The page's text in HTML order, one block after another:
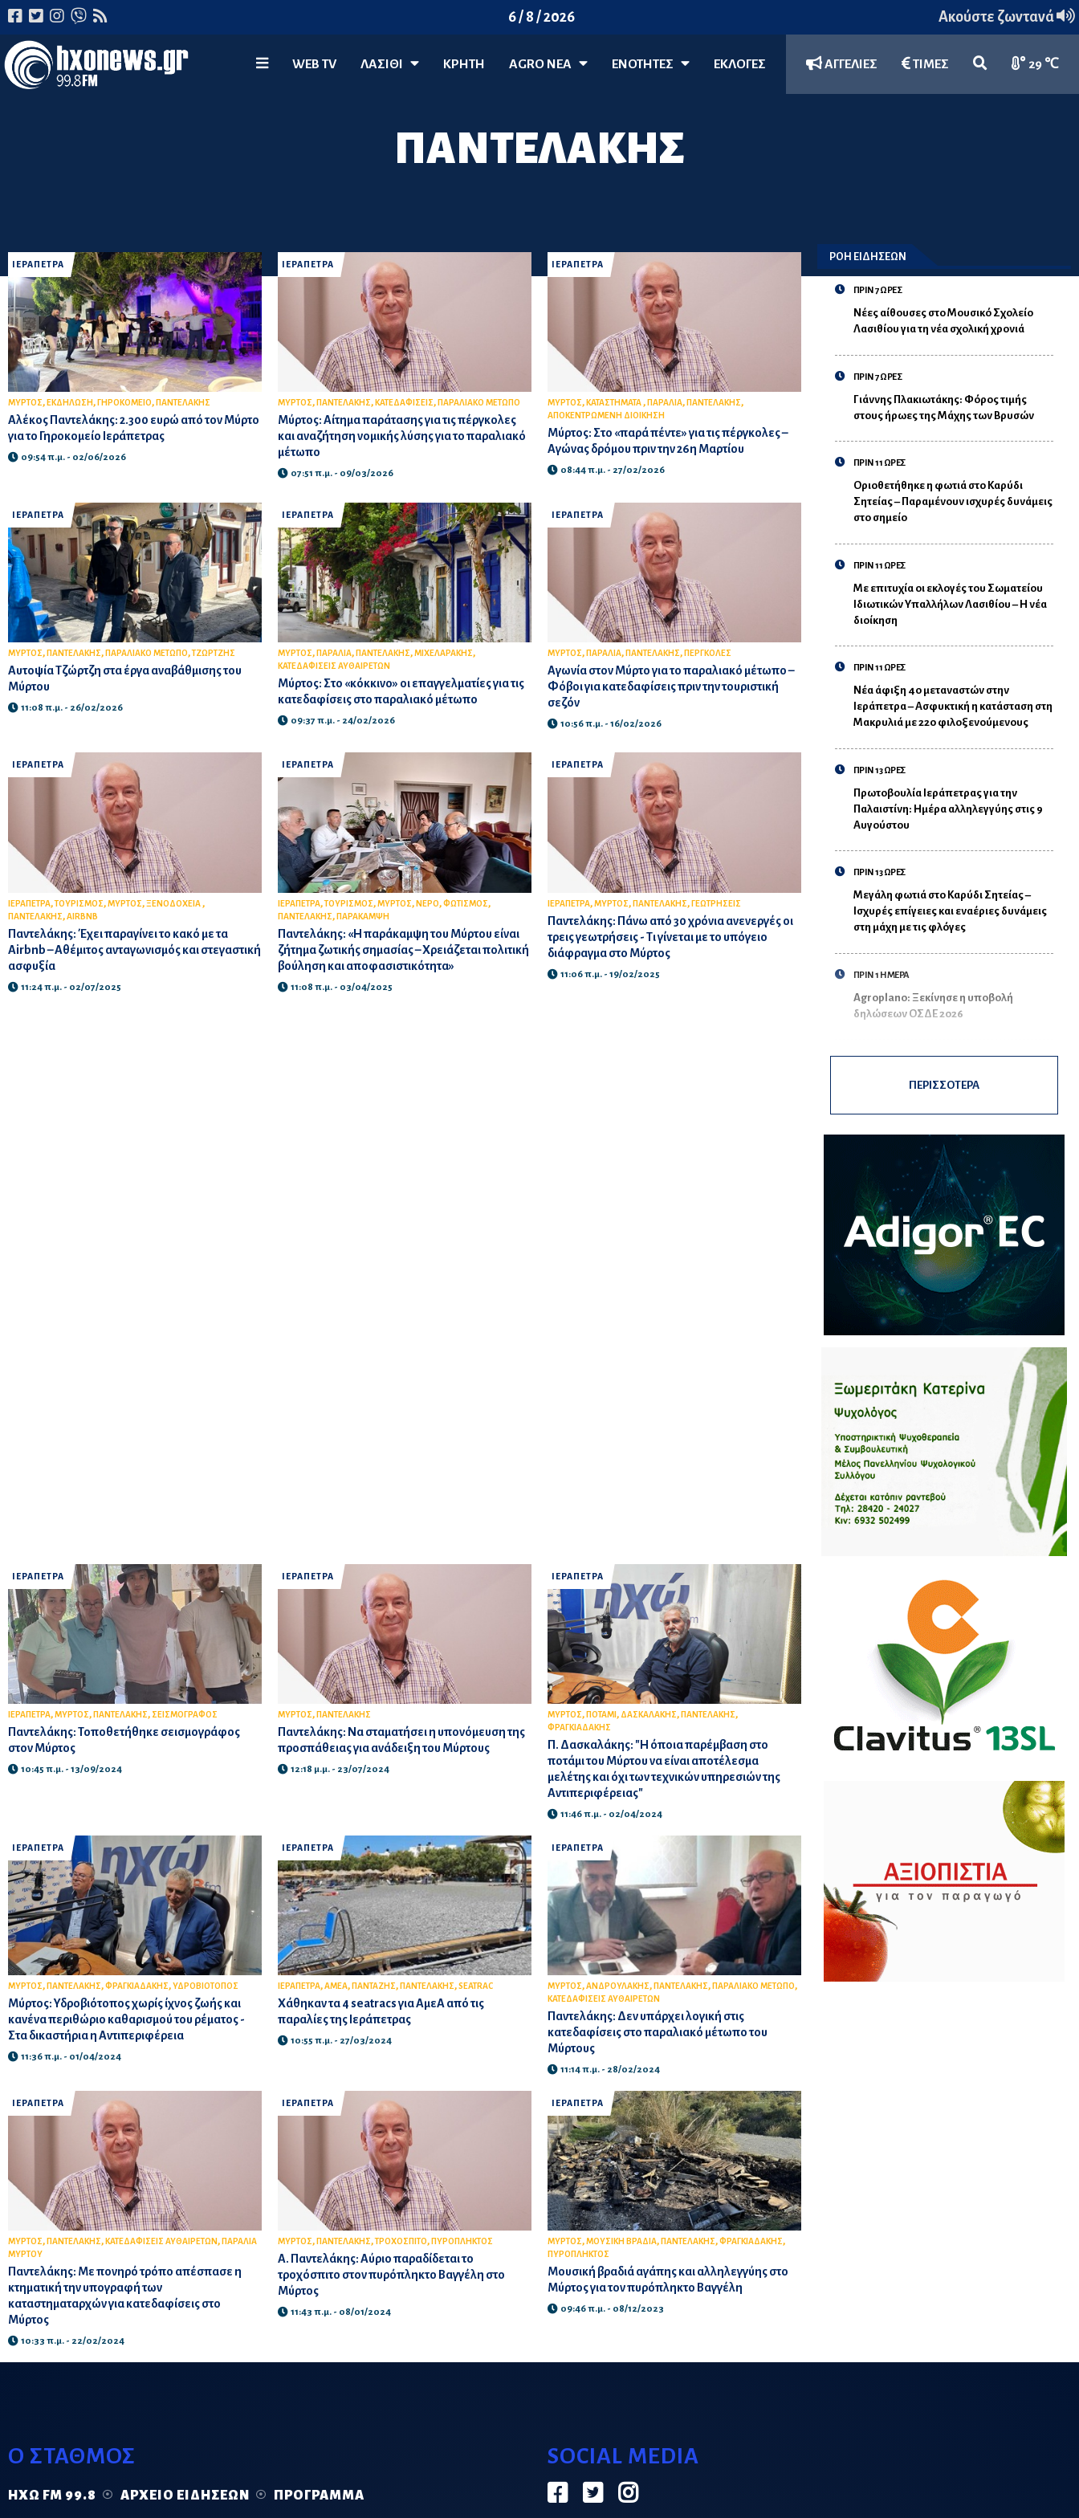
6 / 8 / 2026 Ακούστε ζωντανά
WEB TV ΛΑΣΊΘΙ ΚΡΗΤΗ AGRO ΝΈΑ ΕΝΟΤΗΤΕΣ ΕΚΛΟΓΕΣ ΑΓΓΕΛΙΕΣ ΤΙΜΕΣ 29 ℃
ΠΑΝΤΕΛΑΚΗΣ
ΙΕΡΑΠΕΤΡΑ
ΜΥΡΤΟΣ, ΕΚΔΗΛΩΣΗ, ΓΗΡΟΚΟΜΕΙΟ, ΠΑΝΤΕΛΑΚΗΣ
Αλέκος Παντελάκης: 2.300 ευρώ από τον Μύρτο
για το Γηροκομείο Ιεράπετρας
09:54 π.μ. - 02/06/2026
ΙΕΡΑΠΕΤΡΑ
ΜΥΡΤΟΣ, ΠΑΝΤΕΛΑΚΗΣ, ΚΑΤΕΔΑΦΙΣΕΙΣ, ΠΑΡΑΛΙΑΚΟ ΜΕΤΩΠΟ
Μύρτος: Αίτημα παράτασης για τις πέργκολες
και αναζήτηση νομικής λύσης για το παραλιακό
μέτωπο
07:51 π.μ. - 09/03/2026
ΙΕΡΑΠΕΤΡΑ
ΜΥΡΤΟΣ, ΚΑΤΑΣΤΗΜΑΤΑ, ΠΑΡΑΛΙΑ, ΠΑΝΤΕΛΑΚΗΣ,
ΑΠΟΚΕΝΤΡΩΜΕΝΗ ΔΙΟΙΚΗΣΗ
Μύρτος: Στο «παρά πέντε» για τις πέργκολες –
Αγώνας δρόμου πριν την 26η Μαρτίου
08:44 π.μ. - 27/02/2026
ΙΕΡΑΠΕΤΡΑ
ΜΥΡΤΟΣ, ΠΑΝΤΕΛΑΚΗΣ, ΠΑΡΑΛΙΑΚΟ ΜΕΤΩΠΟ,ΤΖΩΡΤΖΗΣ
Αυτοψία Τζώρτζη στα έργα αναβάθμισης του
Μύρτου
11:08 π.μ. - 26/02/2026
ΙΕΡΑΠΕΤΡΑ
ΜΥΡΤΟΣ, ΠΑΡΑΛΙΑ, ΠΑΝΤΕΛΑΚΗΣ,ΜΙΧΕΛΑΡΑΚΗΣ,
ΚΑΤΕΔΑΦΙΣΕΙΣ ΑΥΘΑΙΡΕΤΩΝ
Μύρτος: Στο «κόκκινο» οι επαγγελματίες για τις
κατεδαφίσεις στο παραλιακό μέτωπο
09:37 π.μ. - 24/02/2026
ΙΕΡΑΠΕΤΡΑ
ΜΥΡΤΟΣ, ΠΑΡΑΛΙΑ, ΠΑΝΤΕΛΑΚΗΣ, ΠΕΡΓΚΟΛΕΣ
Αγωνία στον Μύρτο για το παραλιακό μέτωπο –
Φόβοι για κατεδαφίσεις πριν την τουριστική
σεζόν
10:56 π.μ. - 16/02/2026
ΙΕΡΑΠΕΤΡΑ
ΙΕΡΑΠΕΤΡΑ,ΤΟΥΡΙΣΜΟΣ,ΜΥΡΤΟΣ,ΞΕΝΟΔΟΧΕΙΑ,
ΠΑΝΤΕΛΑΚΗΣ,AIRBNB
Παντελάκης: Έχει παραγίνει το κακό με τα
Airbnb – Αθέμιτος ανταγωνισμός και στεγαστική
ασφυξία
11:24 π.μ. - 02/07/2025
ΙΕΡΑΠΕΤΡΑ
ΙΕΡΑΠΕΤΡΑ,ΤΟΥΡΙΣΜΟΣ,ΜΥΡΤΟΣ, ΝΕΡΟ,ΦΩΤΙΣΜΟΣ,
ΠΑΝΤΕΛΑΚΗΣ, ΠΑΡΑΚΑΜΨΗ
Παντελάκης: «Η παράκαμψη του Μύρτου είναι
ζήτημα ζωτικής σημασίας – Χρειάζεται πολιτική
βούληση και αποφασιστικότητα»
11:08 π.μ. - 03/04/2025
ΙΕΡΑΠΕΤΡΑ
ΙΕΡΑΠΕΤΡΑ,ΜΥΡΤΟΣ, ΠΑΝΤΕΛΑΚΗΣ, ΓΕΩΤΡΗΣΕΙΣ
Παντελάκης: Πάνω από 30 χρόνια ανενεργές οι
τρεις γεωτρήσεις - Τι γίνεται με το υπόγειο
διάφραγμα στο Μύρτος
11:06 π.μ. - 19/02/2025
ΡΟΗ ΕΙΔΗΣΕΩΝ
ΠΡΙΝ 7 ΩΡΕΣ
Νέες αίθουσες στο Μουσικό Σχολείο
Λασιθίου για τη νέα σχολική χρονιά
ΠΡΙΝ 7 ΩΡΕΣ
Γιάννης Πλακιωτάκης: Φόρος τιμής
στους ήρωες της Μάχης των Βρυσών
ΠΡΙΝ 11 ΩΡΕΣ
Οριοθετήθηκε η φωτιά στο Καρύδι
Σητείας – Παραμένουν ισχυρές δυνάμεις
στο σημείο
ΠΡΙΝ 11 ΩΡΕΣ
Με επιτυχία οι εκλογές του Σωματείου
Ιδιωτικών Υπαλλήλων Λασιθίου – Η νέα
διοίκηση
ΠΡΙΝ 11 ΩΡΕΣ
Νέα άφιξη 40 μεταναστών στην
Ιεράπετρα – Ασφυκτική η κατάσταση στη
Μακρυλιά με 220 φιλοξενούμενους
ΠΡΙΝ 13 ΩΡΕΣ
Πρωτοβουλία Ιεράπετρας για την
Παλαιστίνη: Ημέρα αλληλεγγύης στις 9
Αυγούστου
ΠΡΙΝ 13 ΩΡΕΣ
Μεγάλη φωτιά στο Καρύδι Σητείας –
Ισχυρές επίγειες και εναέριες δυνάμεις
στη μάχη με τις φλόγες
ΠΡΙΝ 1 ΗΜΕΡΑ
Agroplano: Ξεκίνησε η υποβολή
δηλώσεων ΟΣΔΕ 2026
ΠΕΡΙΣΣΟΤΕΡΑ
ΙΕΡΑΠΕΤΡΑ
ΙΕΡΑΠΕΤΡΑ,ΜΥΡΤΟΣ, ΠΑΝΤΕΛΑΚΗΣ, ΣΕΙΣΜΟΓΡΑΦΟΣ
Παντελάκης: Τοποθετήθηκε σεισμογράφος
στον Μύρτος
10:45 π.μ. - 13/09/2024
ΙΕΡΑΠΕΤΡΑ
ΜΥΡΤΟΣ, ΠΑΝΤΕΛΑΚΗΣ
Παντελάκης: Να σταματήσει η υπονόμευση της
προσπάθειας για ανάδειξη του Μύρτους
12:18 μ.μ. - 23/07/2024
ΙΕΡΑΠΕΤΡΑ
ΜΥΡΤΟΣ, ΠΟΤΑΜΙ , ΔΑΣΚΑΛΑΚΗΣ, ΠΑΝΤΕΛΑΚΗΣ,
ΦΡΑΓΚΙΑΔΑΚΗΣ
Π. Δασκαλάκης: "Η όποια παρέμβαση στο
ποτάμι του Μύρτου να είναι αποτέλεσμα
μελέτης και όχι των τεχνικών υπηρεσιών της
Αντιπεριφέρειας"
11:46 π.μ. - 02/04/2024
ΙΕΡΑΠΕΤΡΑ
ΜΥΡΤΟΣ, ΠΑΝΤΕΛΑΚΗΣ,ΦΡΑΓΚΙΑΔΑΚΗΣ,ΥΔΡΟΒΙΟΤΟΠΟΣ
Μύρτος: Υδροβιότοπος χωρίς ίχνος ζωής και
κανένα περιθώριο καθαρισμού του ρέματος -
Στα δικαστήρια η Αντιπεριφέρεια
11:36 π.μ. - 01/04/2024
ΙΕΡΑΠΕΤΡΑ
ΙΕΡΑΠΕΤΡΑ,ΑΜΕΑ, ΠΑΝΤΑΖΗΣ, ΠΑΝΤΕΛΑΚΗΣ,SEATRAC
Χάθηκαν τα 4 seatracs για ΑμεΑ από τις
παραλίες της Ιεράπετρας
10:55 π.μ. - 27/03/2024
ΙΕΡΑΠΕΤΡΑ
ΜΥΡΤΟΣ,ΑΝΔΡΟΥΛΑΚΗΣ, ΠΑΝΤΕΛΑΚΗΣ, ΠΑΡΑΛΙΑΚΟ ΜΕΤΩΠΟ,
ΚΑΤΕΔΑΦΙΣΕΙΣ ΑΥΘΑΙΡΕΤΩΝ
Παντελάκης: Δεν υπάρχει λογική στις
κατεδαφίσεις στο παραλιακό μέτωπο του
Μύρτους
11:14 π.μ. - 28/02/2024
ΙΕΡΑΠΕΤΡΑ
ΜΥΡΤΟΣ, ΠΑΝΤΕΛΑΚΗΣ, ΚΑΤΕΔΑΦΙΣΕΙΣ ΑΥΘΑΙΡΕΤΩΝ, ΠΑΡΑΛΙΑ
ΜΥΡΤΟΥ
Παντελάκης: Με πονηρό τρόπο απέσπασε η
κτηματική την υπογραφή των
καταστηματαρχών για κατεδαφίσεις στο
Μύρτος
10:33 π.μ. - 22/02/2024
ΙΕΡΑΠΕΤΡΑ
ΜΥΡΤΟΣ, ΠΑΝΤΕΛΑΚΗΣ,ΤΡΟΧΟΣΠΙΤΟ, ΠΥΡΟΠΛΗΚΤΟΣ
Α. Παντελάκης: Αύριο παραδίδεται το
τροχόσπιτο στον πυρόπληκτο Βαγγέλη στο
Μύρτος
11:43 π.μ. - 08/01/2024
ΙΕΡΑΠΕΤΡΑ
ΜΥΡΤΟΣ,ΜΟΥΣΙΚΗ ΒΡΑΔΙΑ, ΠΑΝΤΕΛΑΚΗΣ,ΦΡΑΓΚΙΑΔΑΚΗΣ,
ΠΥΡΟΠΛΗΚΤΟΣ
Μουσική βραδιά αγάπης και αλληλεγγύης στο
Μύρτος για τον πυρόπληκτο Βαγγέλη
09:46 π.μ. - 08/12/2023
Ο ΣΤΑΘΜΟΣ
ΗΧΏ FM 99.8 ΑΡΧΕΊΟ ΕΙΔΉΣΕΩΝ ΠΡΌΓΡΑΜΜΑ
SOCIAL MEDIA